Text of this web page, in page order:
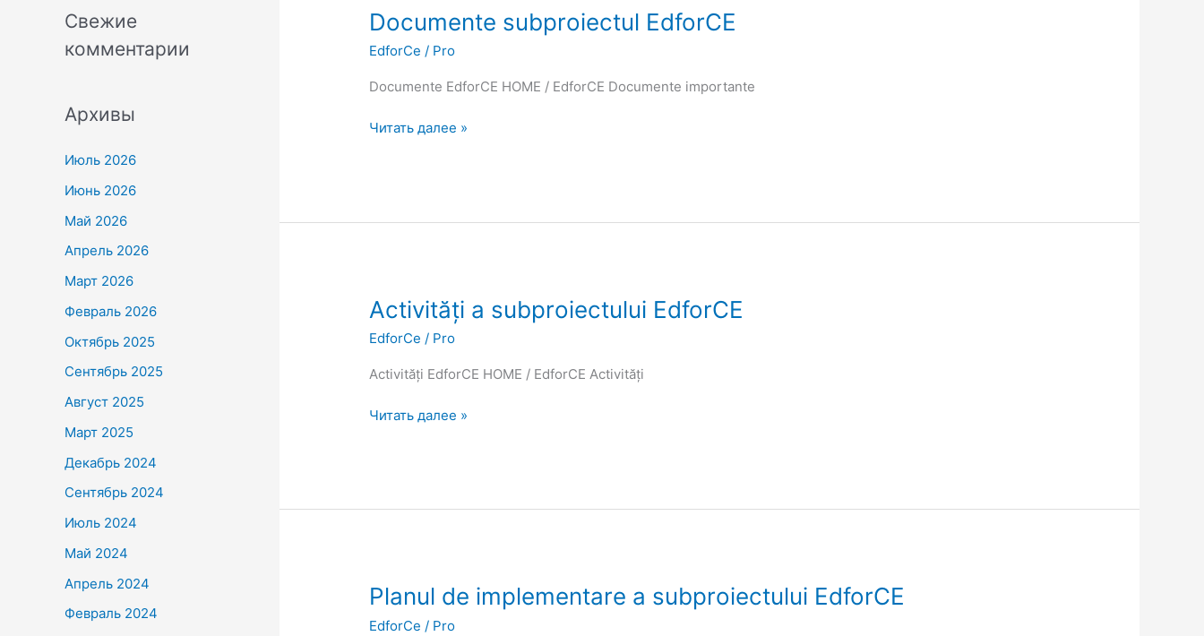
Свежие
комментарии
Архивы
Июль 2026
Июнь 2026
Май 2026
Апрель 2026
Март 2026
Февраль 2026
Октябрь 2025
Сентябрь 2025
Август 2025
Март 2025
Декабрь 2024
Сентябрь 2024
Июль 2024
Май 2024
Апрель 2024
Февраль 2024
Documente subproiectul EdforCE
EdforCe / Pro
Documente EdforCE HOME / EdforCE Documente importante
Documente
EdforCE
Читать далее »
Activități a subproiectului EdforCE
EdforCe / Pro
Activități EdforCE HOME / EdforCE Activități
Activități
subproiectului
EdforCE
Читать далее »
Planul de implementare a subproiectului EdforCE
EdforCe / Pro
Planul